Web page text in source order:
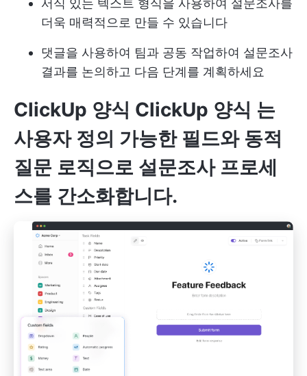
더욱 매력적으로 만들 수 있습니다
댓글을 사용하여 팀과 공동 작업하여 설문조사
결과를 논의하고 다음 단계를 계획하세요
ClickUp 양식 ClickUp 양식 는
사용자 정의 가능한 필드와 동적
질문 로직으로 설문조사 프로세
스를 간소화합니다.